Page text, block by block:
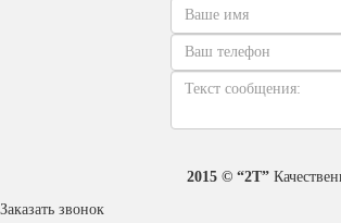
2015 © “2T”
Заказать звонок